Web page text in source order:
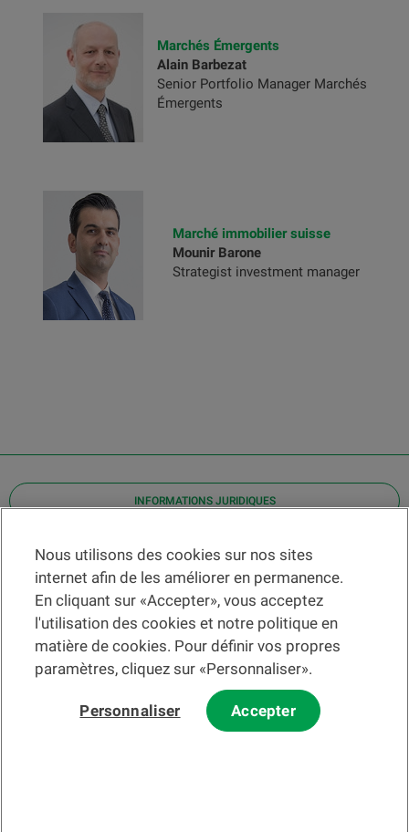
Marchés Émergents
Alain Barbezat
Senior Portfolio Manager Marchés
Émergents
Marché immobilier suisse
Mounir Barone
Strategist investment manager
INFORMATIONS JURIDIQUES
Contact
Localiser une agence
Aide
Actualités
Taux de change
Nous utilisons des cookies sur nos sites
internet afin de les améliorer en permanence.
En cliquant sur «Accepter», vous acceptez
l'utilisation des cookies et notre politique en
matière de cookies. Pour définir vos propres
paramètres, cliquez sur «Personnaliser».
Personnaliser Accepter